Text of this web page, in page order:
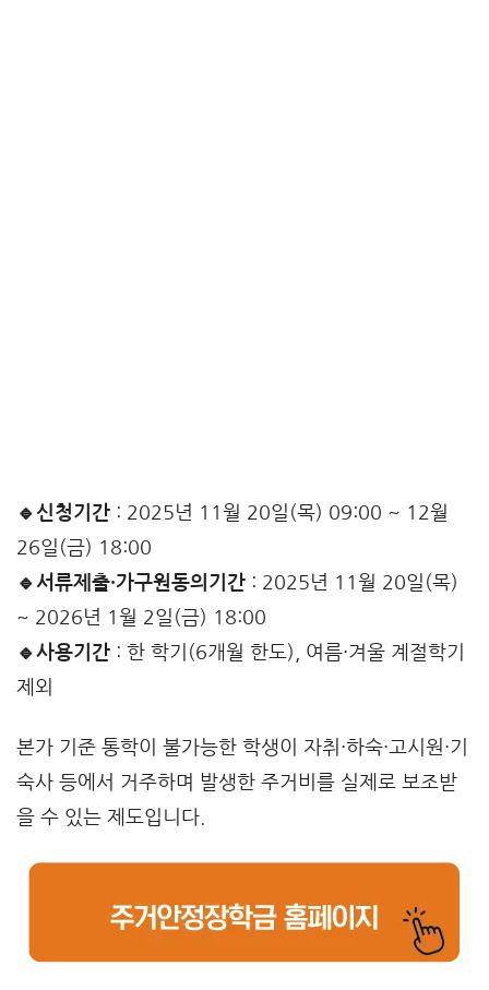
🔹신청기간 : 2025년 11월 20일(목) 09:00 ~ 12월
26일(금) 18:00
🔹서류제출·가구원동의기간 : 2025년 11월 20일(목)
~ 2026년 1월 2일(금) 18:00
🔹사용기간 : 한 학기(6개월 한도), 여름·겨울 계절학기
제외
본가 기준 통학이 불가능한 학생이 자취·하숙·고시원·기
숙사 등에서 거주하며 발생한 주거비를 실제로 보조받
을 수 있는 제도입니다.